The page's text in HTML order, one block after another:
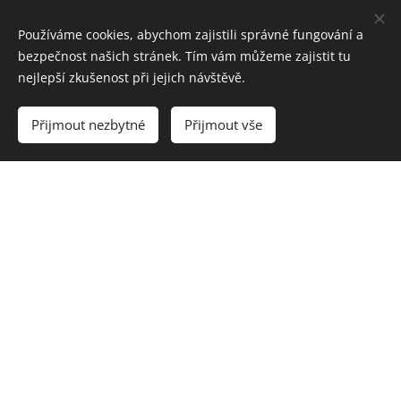
Používáme cookies, abychom zajistili správné fungování a
bezpečnost našich stránek. Tím vám můžeme zajistit tu
nejlepší zkušenost při jejich návštěvě.
Přijmout nezbytné Přijmout vše